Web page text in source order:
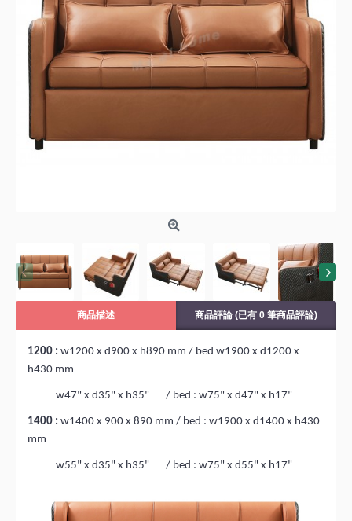
商品描述 商品評論 (已有 0 筆商品評論)
1200 : w1200 x d900 x h890 mm / bed w1900 x d1200 x
h430 mm
w47" x d35" x h35" / bed : w75" x d47" x h17"
1400 : w1400 x 900 x 890 mm / bed : w1900 x d1400 x h430
mm
w55" x d35" x h35" / bed : w75" x d55" x h17"